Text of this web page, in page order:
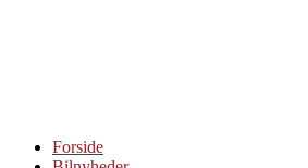
Forside